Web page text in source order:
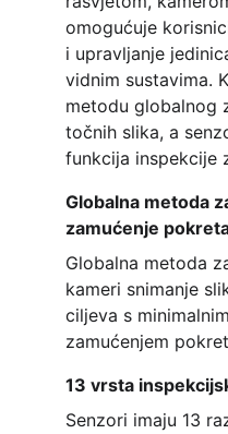
omogućuje
i upravljanje
vidnim sustavima.
metodu globalnog
točnih slika, a
funkcija inspekcije
Globalna metoda
zamućenje
Globalna metoda
kameri snimanje
ciljeva s
zamućenjem
13 vrsta
Senzori imaju 13